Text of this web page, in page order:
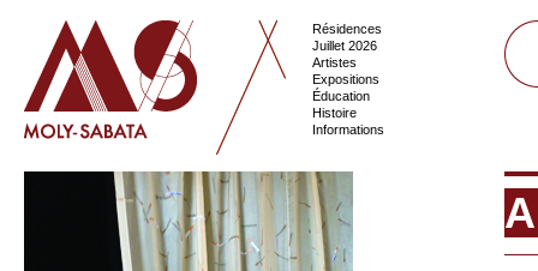
Résidences
Juillet 2026
Artistes
Expositions
Éducation
Histoire
Informations